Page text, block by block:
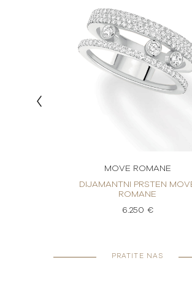
MOVE ROMANE
DIJAMANTNI PRSTEN
ROMANE
6.250 €
PRATITE NAS